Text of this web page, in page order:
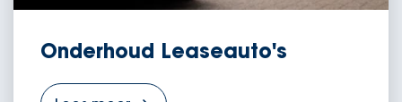
Onderhoud Leaseauto's